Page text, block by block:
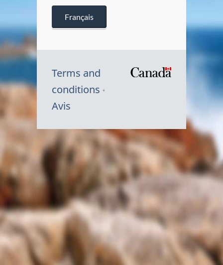
Français
Terms and
conditions
Avis
Symbole
du
Canada